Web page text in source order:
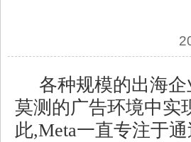
各种规模的出海
莫测的广告环境中实
此,Meta一直专注于